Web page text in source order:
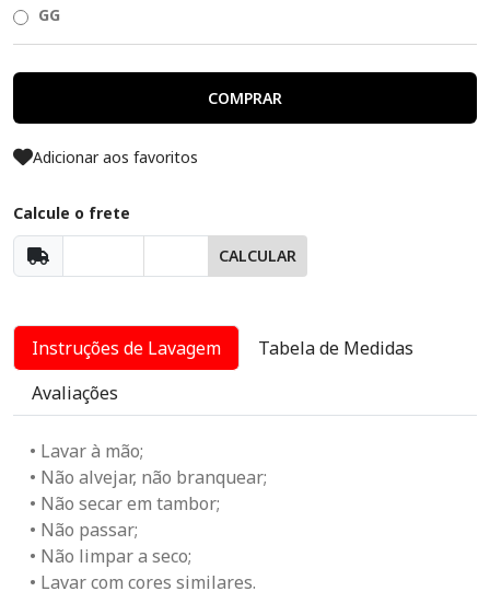
GG
COMPRAR
Adicionar aos favoritos
Calcule o frete
CALCULAR
Instruções de Lavagem
Tabela de Medidas
Avaliações
• Lavar à mão;
• Não alvejar, não branquear;
• Não secar em tambor;
• Não passar;
• Não limpar a seco;
• Lavar com cores similares.